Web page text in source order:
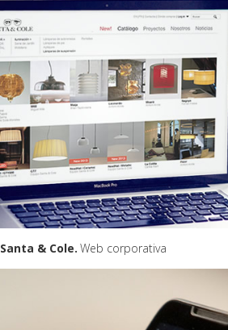
Santa & Cole Web corporativa